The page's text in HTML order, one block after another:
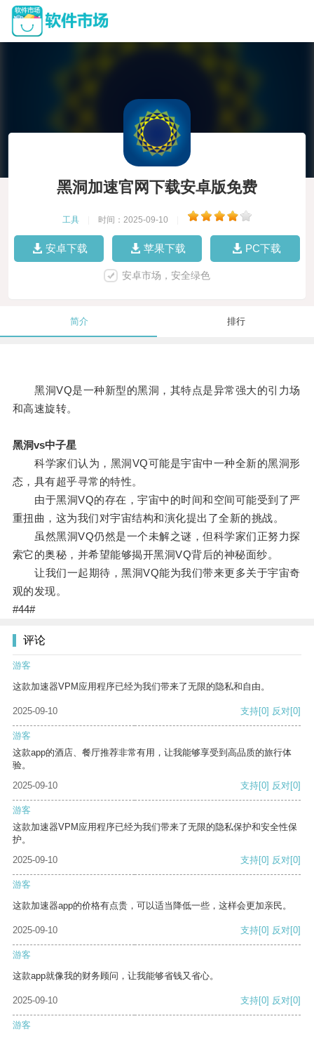
黑洞加速官网下载安卓版免费
工具 时间：2025-09-10
安卓下载 苹果下载 PC下载
安卓市场，安全绿色
简介 排行
黑洞VQ是一种新型的黑洞，其特点是异常强大的引力场
和高速旋转。
黑洞vs中子星
科学家们认为，黑洞VQ可能是宇宙中一种全新的黑洞形
态，具有超乎寻常的特性。
由于黑洞VQ的存在，宇宙中的时间和空间可能受到了严
重扭曲，这为我们对宇宙结构和演化提出了全新的挑战。
虽然黑洞VQ仍然是一个未解之谜，但科学家们正努力探
索它的奥秘，并希望能够揭开黑洞VQ背后的神秘面纱。
让我们一起期待，黑洞VQ能为我们带来更多关于宇宙奇
观的发现。
#44#
评论
游客
这款加速器VPM应用程序已经为我们带来了无限的隐私和自由。
2025-09-10 支持[0] 反对[0]
游客
这款app的酒店、餐厅推荐非常有用，让我能够享受到高品质的旅行体
验。
2025-09-10
支持[0] 反对[0]
游客
这款加速器VPM应用程序已经为我们带来了无限的隐私保护和安全性保
护。
2025-09-10
支持[0] 反对[0]
游客
这款加速器app的价格有点贵，可以适当降低一些，这样会更加亲民。
2025-09-10 支持[0] 反对[0]
游客
这款app就像我的财务顾问，让我能够省钱又省心。
2025-09-10 支持[0] 反对[0]
游客